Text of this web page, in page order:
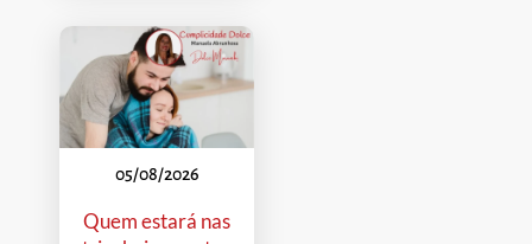
05/08/2026
Quem estará nas